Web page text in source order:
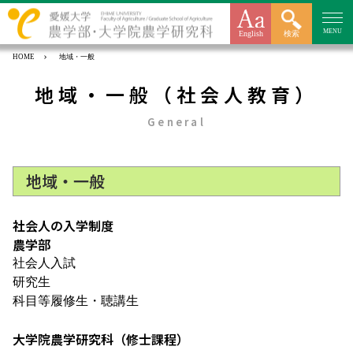
English 検索 MENU
HOME 地域・一般
地域・一般（社会人教育）
General
地域・一般
社会人の入学制度
農学部
社会人入試
研究生
科目等履修生・聴講生
大学院農学研究科（修士課程）